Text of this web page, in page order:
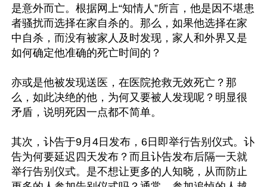
是意外而亡。根据网上“知情人”所言，他是因不堪患
者骚扰而选择在家自杀的。那么，如果他选择在家
中自杀，而没有被家人及时发现，家人和外界又是
如何确定他准确的死亡时间的？
亦或是他被发现送医，在医院抢救无效死亡？那
么，如此决绝的他，为何又要被人发现呢？明显很
矛盾，说明死因一点都不简单。
其次，讣告于9月4日发布，6日即举行告别仪式。讣
告为何要延迟四天发布？而且讣告发布后隔一天就
举行告别仪式。是不想让更多的人知晓，从而防止